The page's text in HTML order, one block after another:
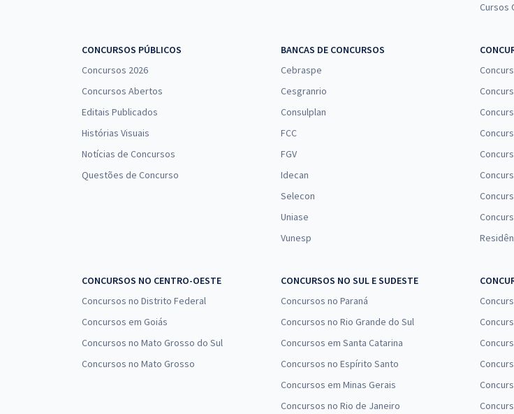
Cursos
CONCURSOS PÚBLICOS
Concursos 2026
Concursos Abertos
Editais Publicados
Histórias Visuais
Notícias de Concursos
Questões de Concurso
BANCAS DE CONCURSOS
Cebraspe
Cesgranrio
Consulplan
FCC
FGV
Idecan
Selecon
Uniase
Vunesp
CONCURSOS NO CENTRO-OESTE
Concursos no Distrito Federal
Concursos em Goiás
Concursos no Mato Grosso do Sul
Concursos no Mato Grosso
CONCURSOS NO SUL E SUDESTE
Concursos no Paraná
Concursos no Rio Grande do Sul
Concursos em Santa Catarina
Concursos no Espírito Santo
Concursos em Minas Gerais
Concursos no Rio de Janeiro